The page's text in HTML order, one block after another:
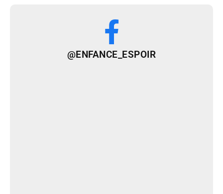
@ENFANCE_ESPOIR